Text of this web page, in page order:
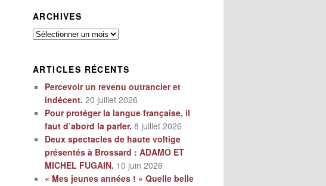
ARCHIVES
Archives
ARTICLES RÉCENTS
Percevoir un revenu outrancier et
indécent. 20 juillet 2026
Pour protéger la langue française, il
faut d’abord la parler. 8 juillet 2026
Deux spectacles de haute voltige
présentés à Brossard : ADAMO ET
MICHEL FUGAIN. 10 juin 2026
« Mes jeunes années ! » Quelle belle